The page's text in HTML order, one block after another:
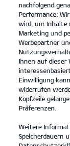
nachfolgend
Performance:
wird, um Inhalte
Marketing und
Werbepartner
Ihnen auf dieser
Einwilligung
widerrufen
Kopfzeile
Präferenzen.
Weitere
Speicherdauern